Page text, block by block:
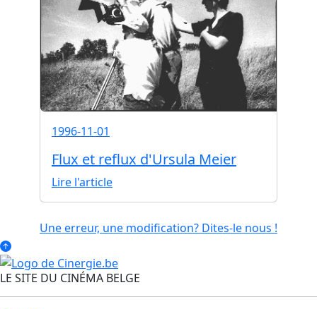
1996-11-01
Flux et reflux d'Ursula Meier
Lire l'article
Une erreur, une modification? Dites-le nous !
LE SITE DU CINÉMA BELGE